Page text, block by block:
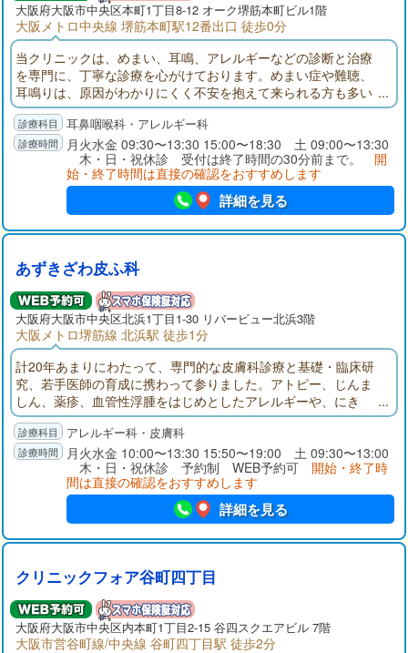
大阪府大阪市中央区本町1丁目8-12 オーク堺筋本町ビル1階
大阪メトロ中央線 堺筋本町駅12番出口 徒歩0分
当クリニックは、めまい、耳鳴、アレルギーなどの診断と治療
を専門に、丁寧な診療を心がけております。めまい症や難聴、
耳鳴りは、原因がわかりにくく不安を抱えて来られる方も多い
ため、スタッフ一同、心安らぐクリニックをめざしておりま
す。患者様にはわかりやすい説明と丁寧なカウンセリングを大
切にし、来てよかったと思える病院を目指して診療しておりま
す。また小児医療についても積極的に見させていただいており
耳鼻咽喉科・アレルギー科
月火水金 09:30〜13:30 15:00〜18:30 土 09:00〜13:30
木・日・祝休診 受付は終了時間の30分前まで。 開
始・終了時間は直接の確認をおすすめします
詳細を見る
あずきざわ皮ふ科
大阪府大阪市中央区北浜1丁目1-30 リバービュー北浜3階
大阪メトロ堺筋線 北浜駅 徒歩1分
計20年あまりにわたって、専門的な皮膚科診療と基礎・臨床研
究、若手医師の育成に携わって参りました。アトピー、じんま
しん、薬疹、血管性浮腫をはじめとしたアレルギーや、にき
び、ヘルペス、乾癬、水疱症、いぼ など、幅広い皮膚疾患につ
いて、的確な検査、わかりやすい説明とやさしく丁寧な治療を
心掛け、信頼していただけるクリニックを目指します。
アレルギー科・皮膚科
月火水金 10:00〜13:30 15:50〜19:00 土 09:30〜13:00
木・日・祝休診 予約制 WEB予約可 開始・終了時
間は直接の確認をおすすめします
詳細を見る
クリニックフォア谷町四丁目
大阪府大阪市中央区内本町1丁目2-15 谷四スクエアビル 7階
大阪市営谷町線/中央線 谷町四丁目駅 徒歩2分